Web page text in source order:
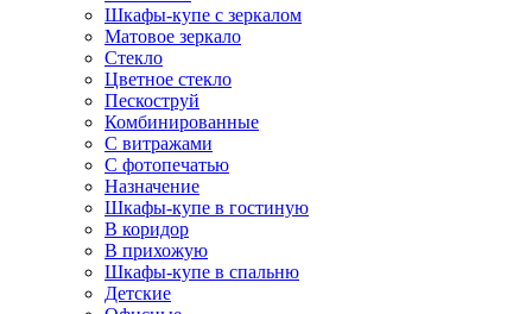
Шкафы-купе с зеркалом
Матовое зеркало
Стекло
Цветное стекло
Пескоструй
Комбинированные
С витражами
С фотопечатью
Назначение
Шкафы-купе в гостиную
В коридор
В прихожую
Шкафы-купе в спальню
Детские